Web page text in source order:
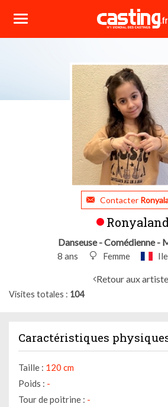
Contacter
Danseuse - Comédienne -
8 ans Femme
Retour aux
Visites totales 104
Caractéristiques
Taille : 120 cm
Poids : -
Tour de poitrine : -